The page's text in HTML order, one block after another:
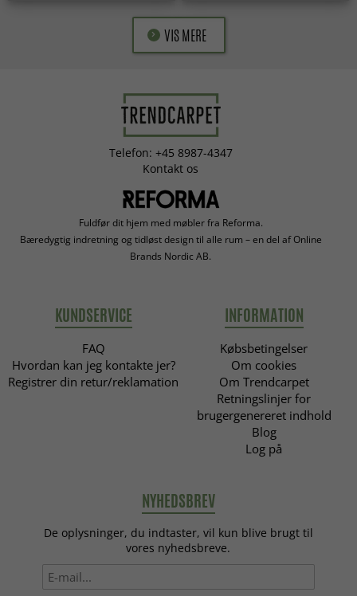
VIS MERE
Telefon: +45 8987-4347
Kontakt os
Fuldfør dit hjem med møbler fra Reforma.
Bæredygtig indretning og tidløst design til alle rum – en del af Online
Brands Nordic AB.
KUNDSERVICE
FAQ
Hvordan kan jeg kontakte jer?
Registrer din retur/reklamation
INFORMATION
Købsbetingelser
Om cookies
Om Trendcarpet
Retningslinjer for
brugergenereret indhold
Blog
Log på
NYHEDSBREV
De oplysninger, du indtaster, vil kun blive brugt til
vores nyhedsbreve.